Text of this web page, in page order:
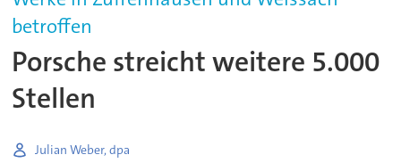
betroffen
Porsche streicht weitere 5.000
Stellen
Julian Weber, dpa